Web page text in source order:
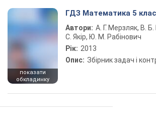
показати
обкладинку
ГДЗ Математика 5 клас
Автори: А. Г. Мерзляк, В.
С. Якір, Ю. М. Рабінович
Рік: 2013
Опис: Збірник задач і